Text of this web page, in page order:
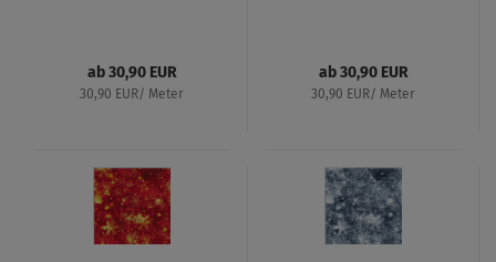
ab 30,90 EUR
30,90 EUR/ Meter
ab 30,90 EUR
30,90 EUR/ Meter